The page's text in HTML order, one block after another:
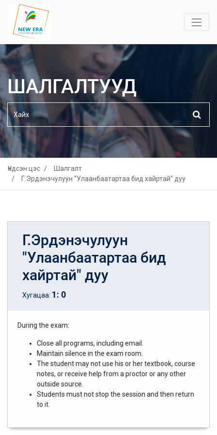
ШАЛГАЛТУУД
Үндсэн цэс
Шалгалт
Г.Эрдэнэчулуун "Улаанбаатартаа бид хайртай" дуу
Г.Эрдэнэчулуун
"Улаанбаатартаа бид
хайртай" дуу
Хугацаа: 1: 0
During the exam:
Close all programs, including email.
Maintain silence in the exam room.
The student may not use his or her textbook, course
notes, or receive help from a proctor or any other
outside source.
Students must not stop the session and then return
to it.